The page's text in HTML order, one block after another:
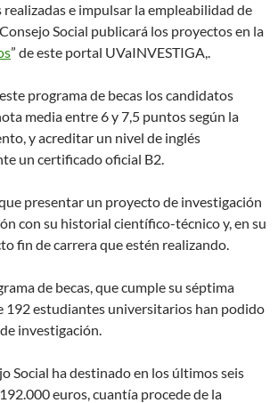
e impulsar la empleabilidad de
Social publicará los proyectos en la
” de este portal UVaINVESTIGA,.
programa de becas los candidatos
media entre 6 y 7,5 puntos según la
y acreditar un nivel de inglés
un certificado oficial B2.
presentar un proyecto de investigación
con su historial científico-técnico y, en su
fin de carrera que estén realizando.
de becas, que cumple su séptima
192 estudiantes universitarios han podido
investigación.
Social ha destinado en los últimos seis
euros, cuantía procede de la